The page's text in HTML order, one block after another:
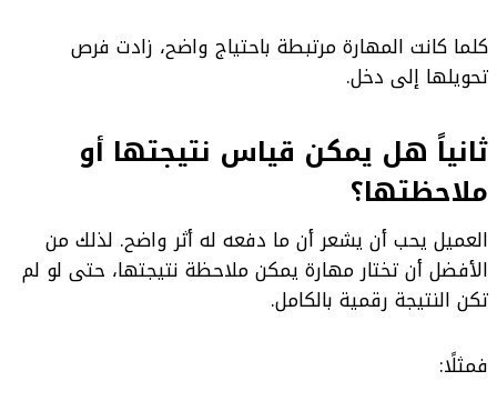
كلما كانت المهارة مرتبطة باحتياج واضح، زادت فرص
تحويلها إلى دخل.
ثانياً هل يمكن قياس نتيجتها أو
ملاحظتها؟
العميل يحب أن يشعر أن ما دفعه له أثر واضح. لذلك من
الأفضل أن تختار مهارة يمكن ملاحظة نتيجتها، حتى لو لم
تكن النتيجة رقمية بالكامل.
فمثلًا: